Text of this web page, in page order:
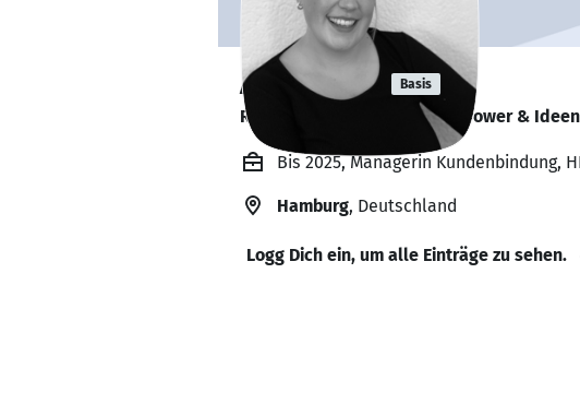
Almut Liss Basis
Ready für den Wechsel: Mit Power &
Bis 2025, Managerin Kundenbindung,
Hamburg, Deutschland
Logg Dich ein, um alle Einträge zu sehen.